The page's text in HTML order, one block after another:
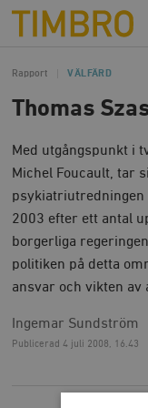
Timbro
Rapport VÄLFÄRD
Thomas
Med utgångspunkt i
Michel Foucault, tar
psykiatriutredningen
2003 efter ett antal
borgerliga
politiken på detta
ansvar och vikten av
Ingemar Sundström
Publicerad 4 juli 2008, 16.43